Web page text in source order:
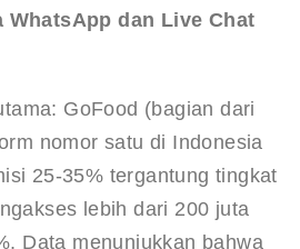
WhatsApp dan Live Chat
GoFood (bagian dari
nomor satu di Indonesia
25-35% tergantung tingkat
lebih dari 200 juta
. Data menunjukkan bahwa